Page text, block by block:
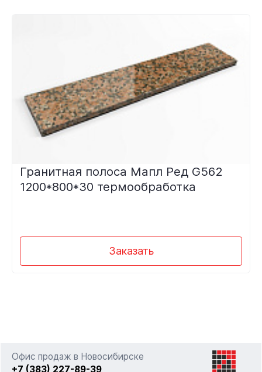
Гранитная полоса Мапл Ред G562
1200*800*30 термообработка
Заказать
Офис продаж в Новосибирске
+7 (383) 227-89-39